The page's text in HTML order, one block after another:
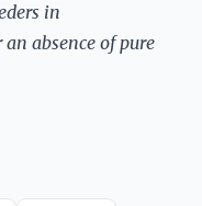
in
absence of pure